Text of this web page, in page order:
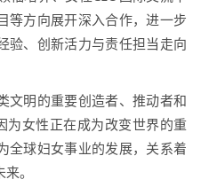
等方向展开深入合作，进一步
验、创新活力与责任担当走向
文明的重要创造者、推动者和
为女性正在成为改变世界的重
全球妇女事业的发展，关系着
。